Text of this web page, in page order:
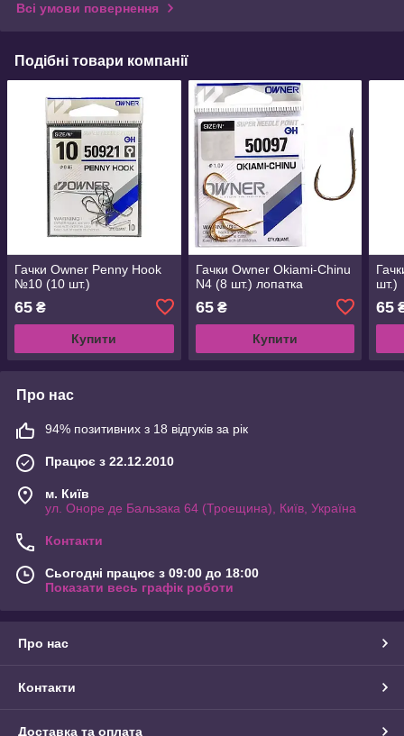
Всі умови повернення
Подібні товари компанії
Гачки Owner Penny Hook
№10 (10 шт.)
65 ₴
Купити
Гачки Owner Okiami-Chinu
N4 (8 шт.) лопатка
65₴
Купити
шт.)
65
Про нас
94% позитивних з 18 відгуків за рік
Працює з 22.12.2010
м. Київ
ул. Оноре де Бальзака 64 (Троещина), Київ, Україна
Контакти
Сьогодні працює з 09:00 до 18:00
Показати весь графік роботи
Про нас
Контакти
Доставка та оплата